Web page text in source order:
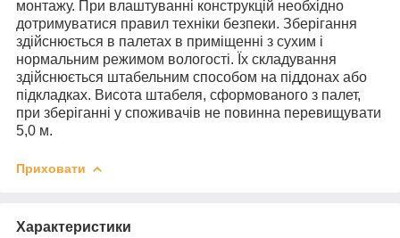
монтажу. При влаштуванні конструкцій необхідно
дотримуватися правил техніки безпеки. Зберігання
здійснюється в палетах в приміщенні з сухим і
нормальним режимом вологості. Їх складування
здійснюється штабельним способом на піддонах або
підкладках. Висота штабеля, сформованого з палет,
при зберіганні у споживачів не повинна перевищувати
5,0 м.
Приховати
Характеристики